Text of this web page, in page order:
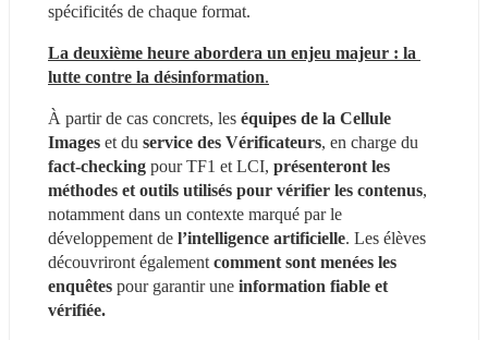
spécificités de chaque format.
La deuxième heure abordera un enjeu majeur : la
lutte contre la désinformation.
À partir de cas concrets, les équipes de la Cellule
Images et du service des Vérificateurs, en charge du
fact-checking pour TF1 et LCI, présenteront les
méthodes et outils utilisés pour vérifier les contenus,
notamment dans un contexte marqué par le
développement de l’intelligence artificielle. Les élèves
découvriront également comment sont menées les
enquêtes pour garantir une information fiable et
vérifiée.